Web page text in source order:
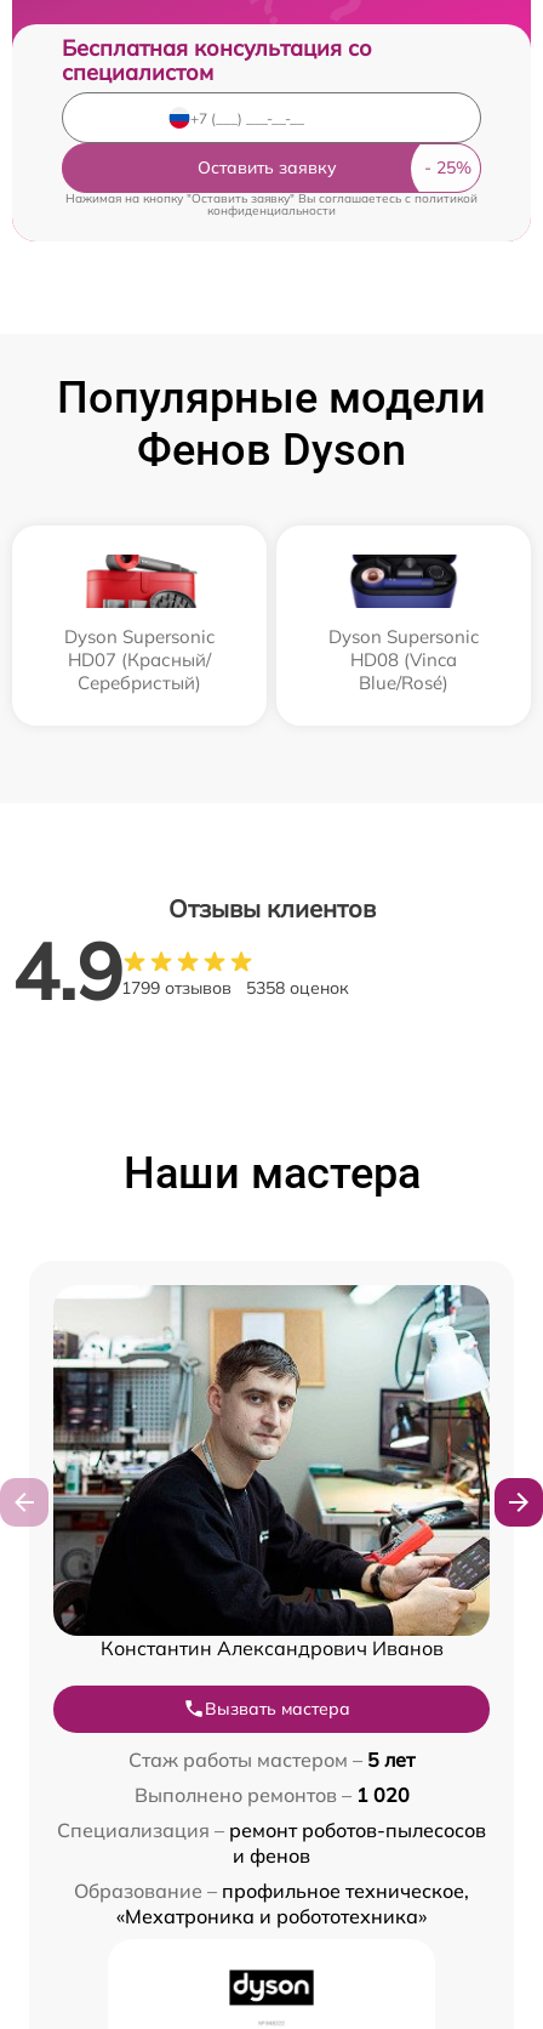
Бесплатная консультация со
специалистом
Оставить заявку
Нажимая на кнопку "Оставить заявку" Вы соглашаетесь c политикой
конфиденциальности
Популярные модели
Фенов Dyson
Dyson Supersonic
HD07 (Красный/
Серебристый)
Dyson Supersonic
HD08 (Vinca
Blue/Rosé)
Отзывы клиентов
4.91799 отзывов 5358 оценок
Наши мастера
Константин Александрович Иванов
Вызвать мастера
Стаж работы мастером – 5 лет
Выполнено ремонтов – 1 020
Специализация – ремонт роботов-пылесосов
и фенов
Образование – профильное техническое,
«Мехатроника и робототехника»